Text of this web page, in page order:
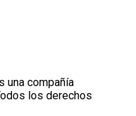
una compañía
los derechos